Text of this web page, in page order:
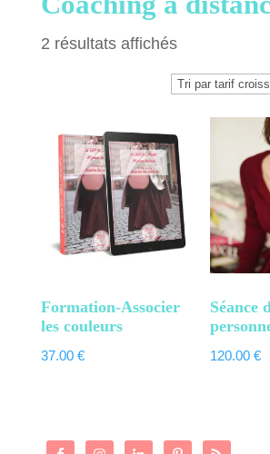
2 résultats affichésTrié
par
prix
Formation-Associer
les couleurs
37.00 €
Séance
120.00€